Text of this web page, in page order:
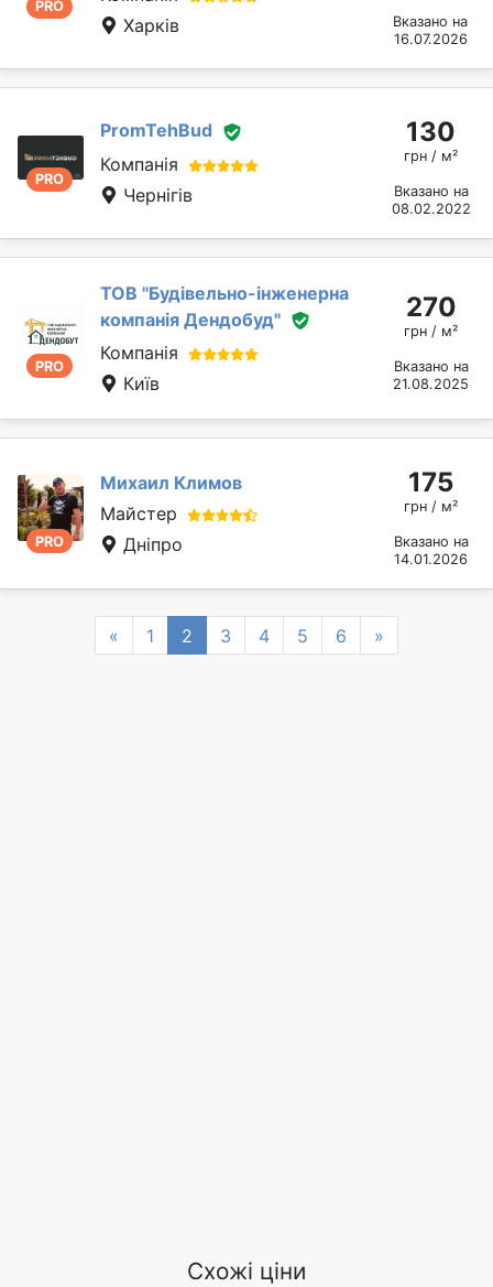
PRO
Харків
Вказано на
16.07.2026
PRO
PromTehBud
Компанія
Чернігів
130
грн / м²
Вказано на
08.02.2022
PRO
ТОВ "Будівельно-інженерна
компанія Дендобуд"
Компанія
Київ
270
грн / м²
Вказано на
21.08.2025
PRO
Михаил Климов
Майстер
Дніпро
175
грн / м²
Вказано на
14.01.2026
« Previous
1 2 3 4 5 6 »
Схожі ціни